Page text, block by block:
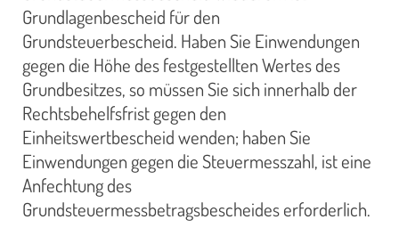
Grundlagenbescheid für den
Grundsteuerbescheid. Haben Sie Einwendungen
gegen die Höhe des festgestellten Wertes des
Grundbesitzes, so müssen Sie sich innerhalb der
Rechtsbehelfsfrist gegen den
Einheitswertbescheid wenden; haben Sie
Einwendungen gegen die Steuermesszahl, ist eine
Anfechtung des
Grundsteuermessbetragsbescheides erforderlich.